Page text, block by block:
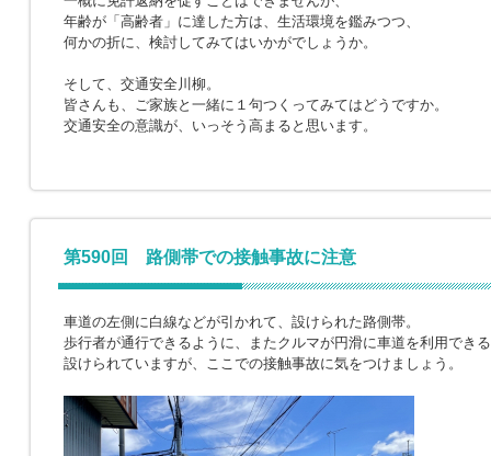
年齢が「高齢者」に達した方は、生活環境を鑑みつつ、
何かの折に、検討してみてはいかがでしょうか。
そして、交通安全川柳。
皆さんも、ご家族と一緒に１句つくってみてはどうですか。
交通安全の意識が、いっそう高まると思います。
第590回 路側帯での接触事故に注意
車道の左側に白線などが引かれて、設けられた路側帯。
歩行者が通行できるように、またクルマが円滑に車道を利用でき
設けられていますが、ここでの接触事故に気をつけましょう。